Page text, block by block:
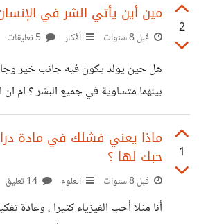
، ثم كيف لي أن أجد أخر ما تم طرحه ؟
2
مين أين يأتي الشر في
قبل 8 سنوات أفكار
هل حين يولد يكون فيه جانب خير
بينهما متساوية في جميع البشر ؟ ام
شخص وآخر ؟ أم ان فطرة الإنسان
مكتسب ؟ هل هناك أناس يولدون
عوامل الحياة لم تؤثر بهم بل هم هكذا
بالنسبة للأخيار ؟ شاركوني اراءكم ^_^
1
ماذا يعني فشلك في مادة
حبك لها ؟
قبل 8 سنوات العلوم
أنا مثلا أحب الفيزياء كثيرا ، وعادة